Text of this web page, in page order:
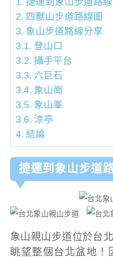
四獸山步道路線圖
象山步道路線分享
登山口
攝手平台
六巨石
象山崗
象山峯
涼亭
結論
捷運到象山步道
象山親山步道位於台
眺望整個台北盆地！